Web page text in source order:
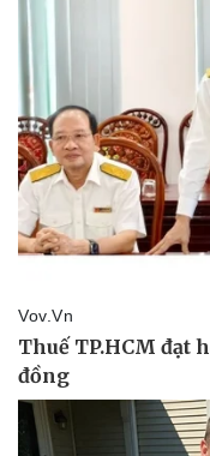
Pháp luật
Vụ án
Tin nóng